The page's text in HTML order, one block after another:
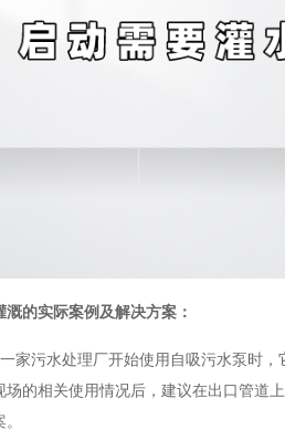
的实际案例及解决方案：
家污水处理厂开始使用自吸污水泵时
的相关使用情况后，建议在出口管道